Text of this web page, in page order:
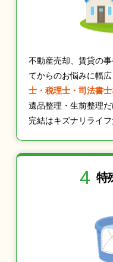
不動産売却、賃貸の
てからのお悩みに幅広
士・税理士・司法書
遺品整理・生前整理
完結はキズナリライフ
4 特